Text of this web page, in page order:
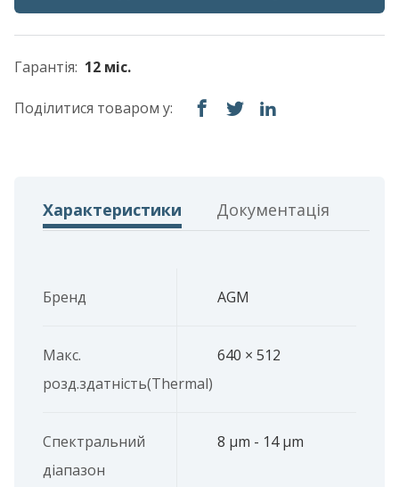
Гарантія: 12 міс.
Поділитися товаром у:
Характеристики Документація
Бренд AGM
Макс.
розд.здатність(Thermal)
640 × 512
Спектральний
діапазон
8 μm - 14 μm